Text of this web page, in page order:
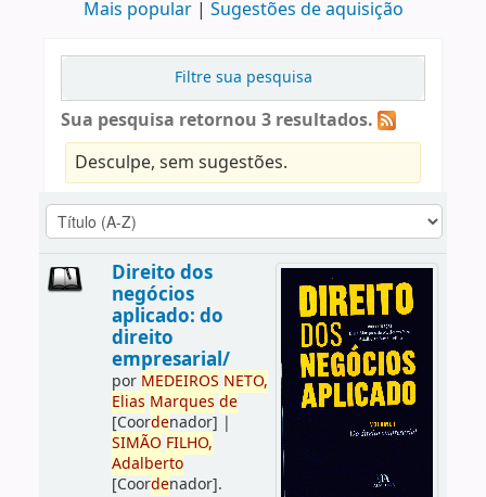
Mais popular
Sugestões de aquisição
Filtre sua pesquisa
Sua pesquisa retornou 3 resultados.
Desculpe, sem sugestões.
Direito dos
negócios
aplicado: do
direito
empresarial/
por MEDEIROS NETO,
Elias Marques de
[Coordenador] |
SIMÃO FILHO,
Adalberto
[Coordenador].